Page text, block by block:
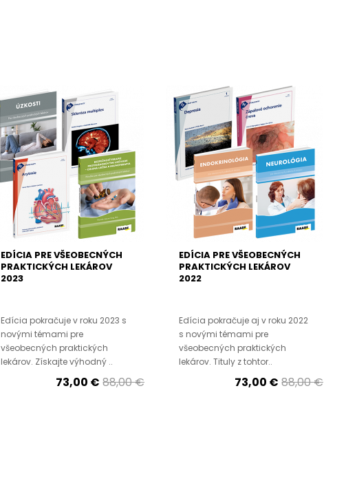
EDÍCIA PRE VŠEOBECNÝCH
PRAKTICKÝCH LEKÁROV
2023
Edícia pokračuje v roku 2023 s
novými témami pre
všeobecných praktických
lekárov. Získajte výhodný ..
73,00 € 88,00 €
EDÍCIA PRE VŠEOBECNÝCH
PRAKTICKÝCH LEKÁROV
2022
Edícia pokračuje aj v roku 2022
s novými témami pre
všeobecných praktických
lekárov. Tituly z tohtor..
73,00 € 88,00 €